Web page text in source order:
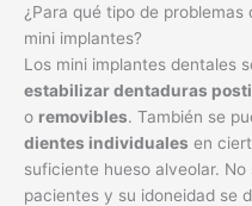
¿Para qué tipo de
mini implantes?
Los mini implantes dentales
estabilizar dentaduras
o removibles. También se
dientes individuales en
suficiente hueso alveolar.
pacientes y su idoneidad se